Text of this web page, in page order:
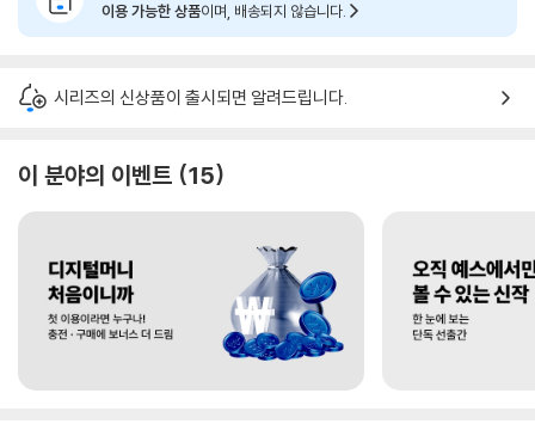
이용 가능한 상품이며, 배송되지 않습니다.
시리즈의 신상품이 출시되면 알려드립니다.
이 분야의 이벤트 15